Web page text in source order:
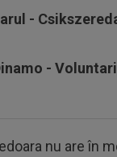
-
- Voluntari
nu are în